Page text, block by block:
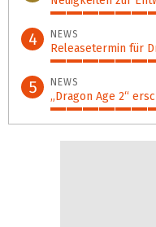
85%
4 NEWS
Releasetermin für
74%
5 NEWS
„Dragon Age 2“
73%